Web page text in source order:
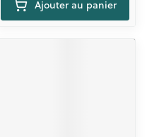
Ajouter au panier